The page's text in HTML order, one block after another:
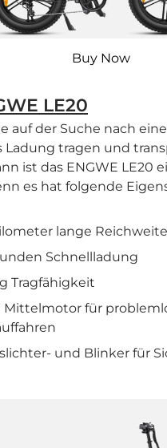
Buy Now
LE20
auf der Suche nach
Ladung tragen und
ist das ENGWE LE20
es hat folgende
lange Reichweite
Schnellladung
Tragfähigkeit
Mittelmotor für
und Blinker für